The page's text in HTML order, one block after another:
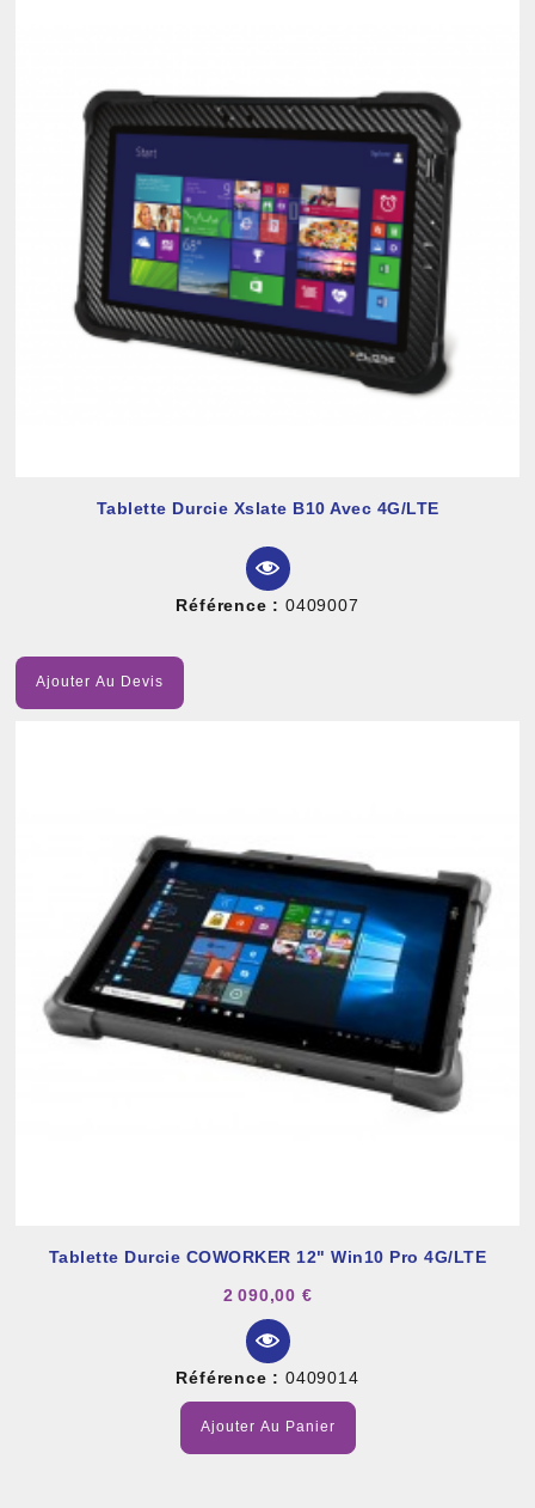
Tablette Durcie Xslate B10 Avec 4G/LTE
Référence : 0409007
Ajouter Au Devis
Tablette Durcie COWORKER 12" Win10 Pro 4G/LTE
2 090,00 €
Référence : 0409014
Ajouter Au Panier